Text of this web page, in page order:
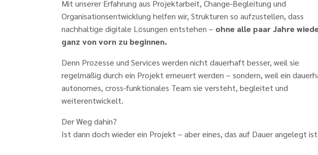
Mit unserer Erfahrung aus Projektarbeit, Change-Begleitung und
Organisationsentwicklung helfen wir, Strukturen so aufzustellen, dass
nachhaltige digitale Lösungen entstehen – ohne alle paar Jahre
ganz von vorn zu beginnen.
Denn Prozesse und Services werden nicht dauerhaft besser, weil sie
regelmäßig durch ein Projekt erneuert werden – sondern, weil ein
autonomes, cross-funktionales Team sie versteht, begleitet und
weiterentwickelt.
Der Weg dahin?
Ist dann doch wieder ein Projekt – aber eines, das auf Dauer angelegt